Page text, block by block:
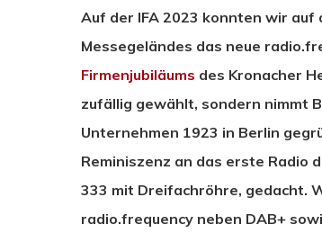
Auf der IFA 2023 konnten wir auf
Messegeländes das neue
Firmenjubiläums des Kronacher
zufällig gewählt, sondern nimmt
Unternehmen 1923 in Berlin
Reminiszenz an das erste Radio
333 mit Dreifachröhre, gedacht.
radio.frequency neben DAB+